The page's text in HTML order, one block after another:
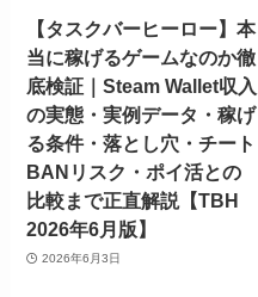
【タスクバーヒーロー】本
当に稼げるゲームなのか徹
底検証｜Steam Wallet収入
の実態・実例データ・稼げ
る条件・落とし穴・チート
BANリスク・ポイ活との
比較まで正直解説【TBH
2026年6月版】
2026年6月3日